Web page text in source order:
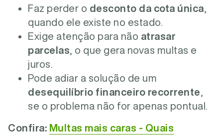
Faz perder o desconto da cota única
quando ele existe no estado.
Exige atenção para não atrasar
parcelas , o que gera novas multas e
juros.
Pode adiar a solução de um
desequilíbrio financeiro recorrente
se o problema não for apenas pontual.
Confira: Multas mais caras - Quais